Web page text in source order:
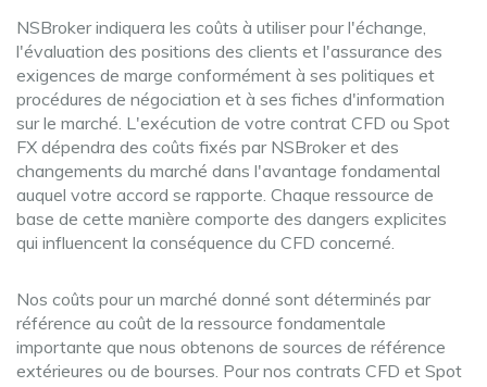
NSBroker indiquera les coûts à utiliser pour l'échange,
l'évaluation des positions des clients et l'assurance des
exigences de marge conformément à ses politiques et
procédures de négociation et à ses fiches d'information
sur le marché. L'exécution de votre contrat CFD ou Spot
FX dépendra des coûts fixés par NSBroker et des
changements du marché dans l'avantage fondamental
auquel votre accord se rapporte. Chaque ressource de
base de cette manière comporte des dangers explicites
qui influencent la conséquence du CFD concerné.
Nos coûts pour un marché donné sont déterminés par
référence au coût de la ressource fondamentale
importante que nous obtenons de sources de référence
extérieures ou de bourses. Pour nos contrats CFD et Spot